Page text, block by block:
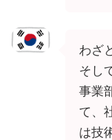
わざ
そし
事業
て、
は技